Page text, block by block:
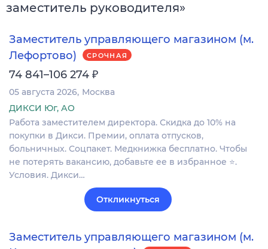
заместитель руководителя»
Заместитель управляющего магазином (м.
Лефортово)
СРОЧНАЯ
74 841–106 274 ₽
05 августа 2026 Москва
ДИКСИ Юг, АО
Работа заместителем директора. Скидка до 10% на
покупки в Дикси. Премии, оплата отпусков,
больничных. Соцпакет. Медкнижка бесплатно. Чтобы
не потерять вакансию, добавьте ее в избранное ⭐.
Условия. Дикси…
Откликнуться
Заместитель управляющего магазином (м.